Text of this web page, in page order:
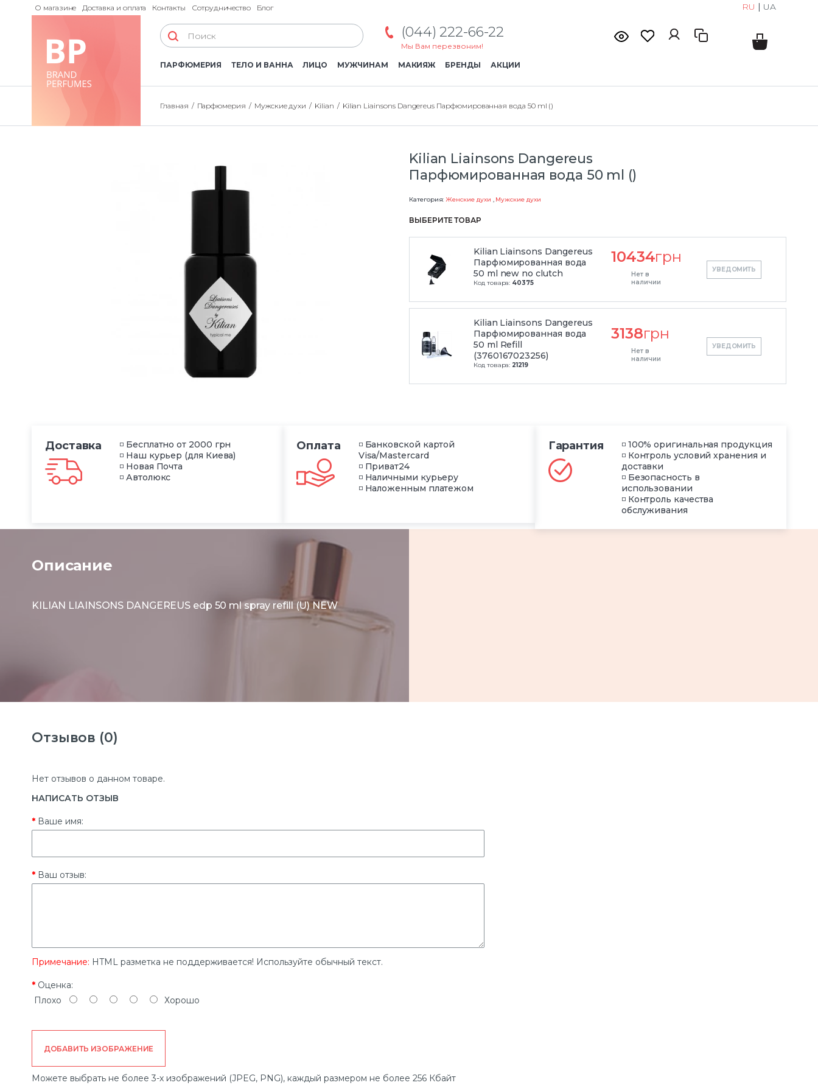
О магазине Доставка и оплата Контакты Сотрудничество Блог RU | UA
(044) 222-66-22
Мы Вам перезвоним!
ПАРФЮМЕРИЯ ТЕЛО И ВАННА ЛИЦО МУЖЧИНАМ МАКИЯЖ БРЕНДЫ АКЦИИ
Главная Парфюмерия Мужские духи Kilian Kilian Liainsons Dangereus Парфюмированная вода 50 ml ()
Kilian Liainsons Dangereus
Парфюмированная вода 50 ml ()
Категория: Женские духи , Мужские духи
ВЫБЕРИТЕ ТОВАР
Kilian Liainsons Dangereus
Парфюмированная вода
50 ml new no clutch
Код товара: 40375
10434грн
Нет в
наличии
УВЕДОМИТЬ
Kilian Liainsons Dangereus
Парфюмированная вода
50 ml Refill
(3760167023256)
Код товара: 21219
3138грн
Нет в
наличии
УВЕДОМИТЬ
Доставка
◽ Бесплатно от 2000 грн
◽ Наш курьер (для Киева)
◽ Новая Почта
◽ Автолюкс
Оплата
◽ Банковской картой
Visa/Mastercard
◽ Приват24
◽ Наличными курьеру
◽ Наложенным платежом
Гарантия
◽ 100% оригинальная продукция
◽ Контроль условий хранения и
доставки
◽ Безопасность в
использовании
◽ Контроль качества
обслуживания
Описание
KILIAN LIAINSONS DANGEREUS edp 50 ml spray refill (U) NEW
Отзывов (0)
Нет отзывов о данном товаре.
НАПИСАТЬ ОТЗЫВ
Ваше имя:
Ваш отзыв:
Примечание: HTML разметка не поддерживается! Используйте обычный текст.
Оценка:
Плохо
Хорошо
ДОБАВИТЬ ИЗОБРАЖЕНИЕ
Можете выбрать не более 3-х изображений (JPEG, PNG), каждый размером не более 256 Кбайт